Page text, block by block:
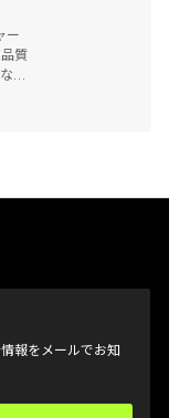
ー
質
マ
ま
報をメールでお知